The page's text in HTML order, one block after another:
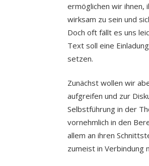
ermöglichen wir ihnen,
wirksam zu sein und
Doch oft fällt es uns
Text soll eine
setzen.
Zunächst wollen wir
aufgreifen und zur
Selbstführung in der
vornehmlich in den
allem an ihren
zumeist in Verbindung